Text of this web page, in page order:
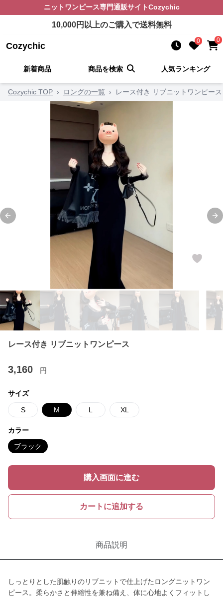
ニットワンピース専門通販サイトCozychic
10,000円以上のご購入で送料無料
Cozychic 0 0
新着商品 商品を検索 人気ランキング
Cozychic TOP › ロングの一覧 › レース付き リブニットワンピース
Previous slide
レース付き リブニットワンピース
3,160 円
サイズ
S M L XL
カラー
ブラック
購入画面に進む
カートに追加する
商品説明
しっとりとした肌触りのリブニットで仕上げたロングニットワン
ピース。柔らかさと伸縮性を兼ね備え、体に心地よくフィットし